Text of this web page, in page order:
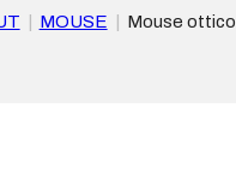
MOUSE
Mouse ottico
– Compatibile con